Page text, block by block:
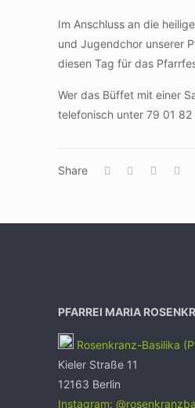
Im Anschluss an die
und Jugendchor unserer
diesen Tag für das
Wer das Büffet mit einer
telefonisch unter 79 01
Share
PFARREI MARIA
Rosenkranz-Basilika
Kieler Straße 11
12163 Berlin
Instagram: